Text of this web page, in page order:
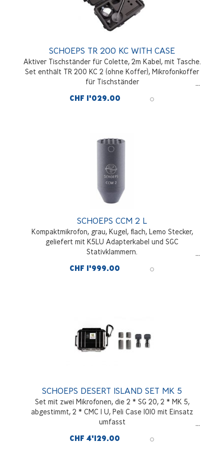
SCHOEPS TR 200 KC WITH CASE
Aktiver Tischständer für Colette, 2m Kabel, mit Tasche.
Set enthält TR 200 KC 2 (ohne Koffer), Mikrofonkoffer
für Tischständer
CHF 1'029.00
SCHOEPS CCM 2 L
Kompaktmikrofon, grau, Kugel, flach, Lemo Stecker,
geliefert mit K5LU Adapterkabel und SGC
Stativklammern.
CHF 1'999.00
SCHOEPS DESERT ISLAND SET MK 5
Set mit zwei Mikrofonen, die 2 * SG 20, 2 * MK 5,
abgestimmt, 2 * CMC 1 U, Peli Case 1010 mit Einsatz
umfasst
CHF 4'129.00